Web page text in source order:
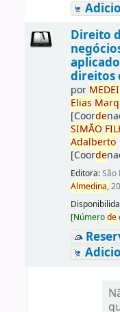
Direito
direitos
por MEDE
Elias
[Coorde
SIMÃO
Adalberto
[Coorde
Editora:São
Almedina,
Disponibilida
[Númerode